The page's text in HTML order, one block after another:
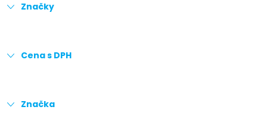
Značky
Cena s DPH
Značka